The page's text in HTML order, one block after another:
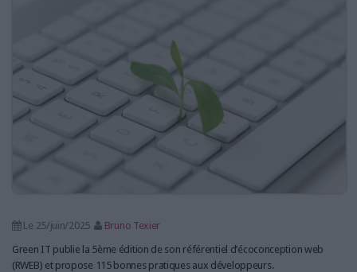
Le 25/juin/2025
Bruno Texier
Green IT publie la 5ème édition de son référentiel d’écoconception web
(RWEB) et propose 115 bonnes pratiques aux développeurs.